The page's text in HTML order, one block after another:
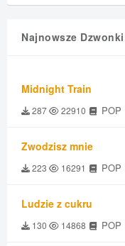
Najnowsze
Midnight Train
287 22910 POP
Zwodzisz mnie
223 16291 POP
Ludzie z cukru
130 14868 POP